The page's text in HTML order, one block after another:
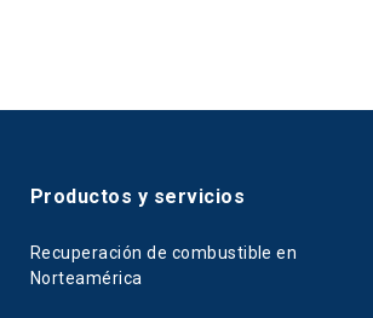
Productos y servicios
Recuperación de combustible en
Norteamérica